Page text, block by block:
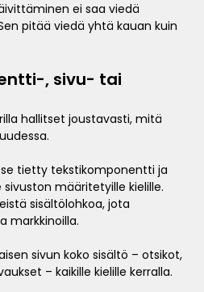
ei saa viedä
pitää viedä yhtä kauan kuin
, sivu- tai
hallitset joustavasti, mitä
tietty tekstikomponentti ja
sivuston määritetyille kielille.
sisältölohkoa, jota
markkinoilla.
sivun koko sisältö – otsikot,
– kaikille kielille kerralla.